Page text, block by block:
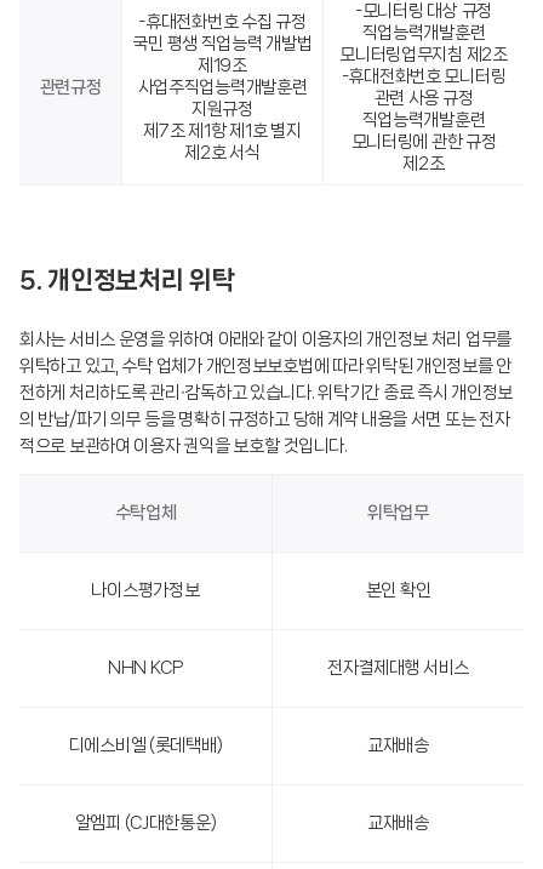
관련규정
-휴대전화번호 수집 규정
국민 평생 직업능력 개발법
제19조
사업주직업능력개발훈련
지원규정
제7조 제1항 제1호 별지
제2호 서식
-모니터링 대상 규정
직업능력개발훈련
모니터링업무지침 제2조
-휴대전화번호 모니터링
관련 사용 규정
직업능력개발훈련
모니터링에 관한 규정
제2조
5. 개인정보처리 위탁
회사는 서비스 운영을 위하여 아래와 같이 이용자의 개인정보 처리 업무를
위탁하고 있고, 수탁 업체가 개인정보보호법에 따라 위탁된 개인정보를 안
전하게 처리하도록 관리∙감독하고 있습니다. 위탁기간 종료 즉시 개인정보
의 반납/파기 의무 등을 명확히 규정하고 당해 계약 내용을 서면 또는 전자
적으로 보관하여 이용자 권익을 보호할 것입니다.
수탁업체 위탁업무
나이스평가정보 본인 확인
NHN KCP 전자결제대행 서비스
디에스비엘 (롯데택배) 교재배송
알엠피 (CJ대한통운) 교재배송